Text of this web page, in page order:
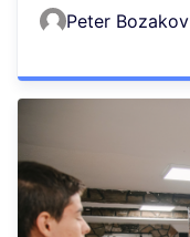
Peter Bozakov